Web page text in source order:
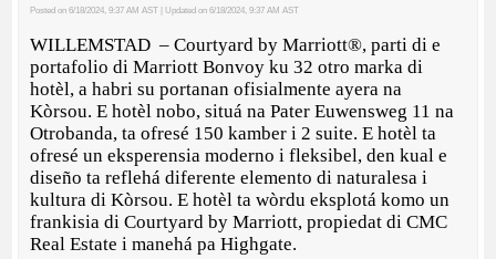
Posted on 6/18/2024, 9:37 AM AST | Updated on 6/18/2024, 9:37 AM AST
WILLEMSTAD – Courtyard by Marriott®, parti di e
portafolio di Marriott Bonvoy ku 32 otro marka di
hotèl, a habri su portanan ofisialmente ayera na
Kòrsou. E hotèl nobo, situá na Pater Euwensweg 11 na
Otrobanda, ta ofresé 150 kamber i 2 suite. E hotèl ta
ofresé un eksperensia moderno i fleksibel, den kual e
diseño ta reflehá diferente elemento di naturalesa i
kultura di Kòrsou. E hotèl ta wòrdu eksplotá komo un
frankisia di Courtyard by Marriott, propiedat di CMC
Real Estate i manehá pa Highgate.